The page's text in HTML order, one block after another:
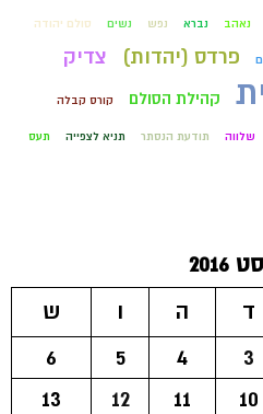
נאהב נברא נפש נשים סולם יהודה
פרדס (יהדות) צדיק
קהילת הסולם קורס קבלה
שלווה תודעת הנסתר תניא לצפייה תעס
2016
ד ה ו
ש
3
4
5
6
10
11
12
13